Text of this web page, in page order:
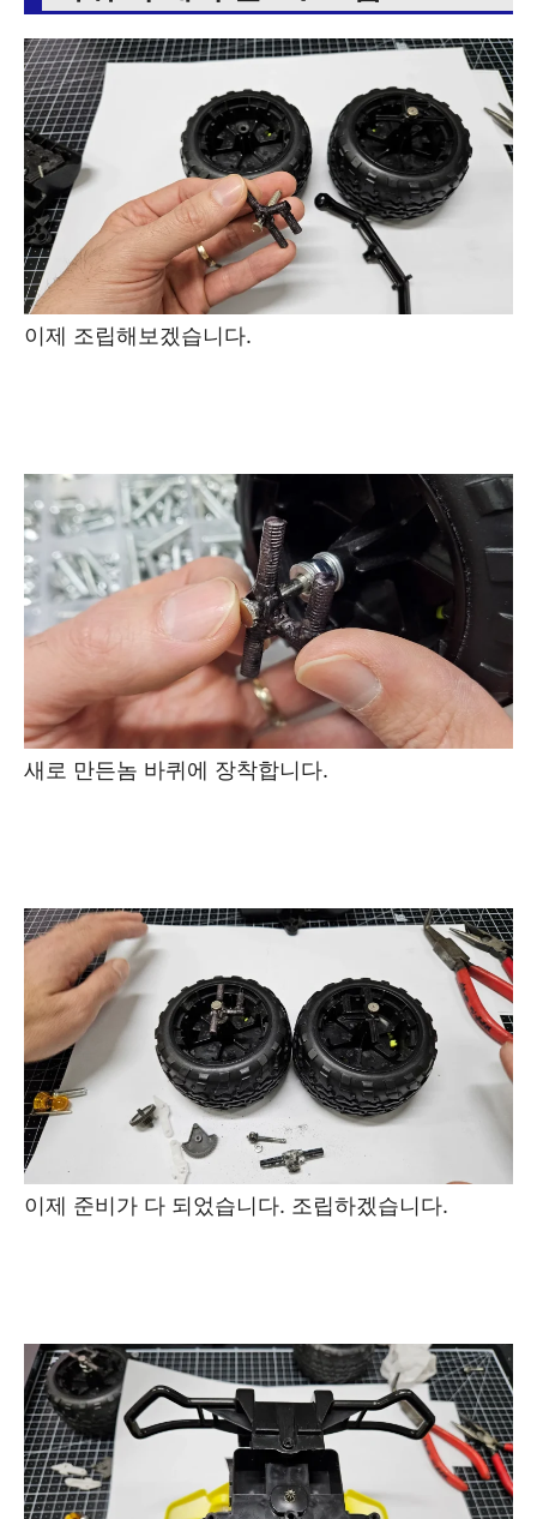
이제 조립해보겠습니다.
새로 만든놈 바퀴에 장착합니다.
이제 준비가 다 되었습니다. 조립하겠습니다.